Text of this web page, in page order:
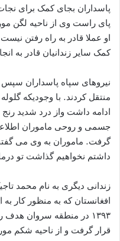
پاسداران بجای کمک برای
پای راست وی از ناحیه لگن
او عملا قادر به راه رفتن
کمک سایر زندانیان قادر
نیروهای سپاه پاسداران سپس
منتقل کردند. با وجودیکه
ادامه داشت واز درد شدید
جسمی و روحی ماموران
گرفت. ماموران به وی می
داشتم نخواهیم گذاشت تو
۱۳۹۳ در منطقه سروان